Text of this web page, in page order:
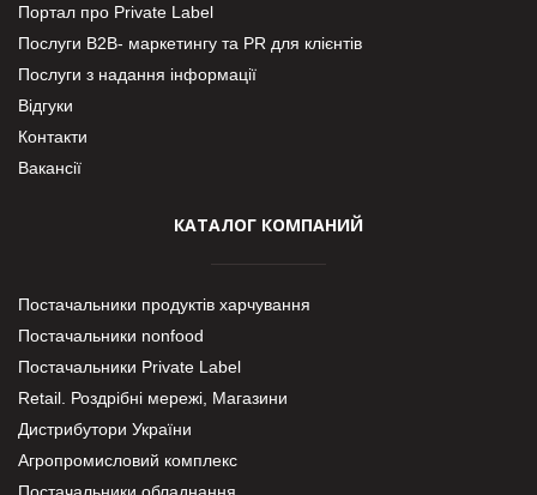
Портал про Private Label
Послуги В2В- маркетингу та PR для клієнтів
Послуги з надання інформації
Відгуки
Контакти
Вакансії
КАТАЛОГ КОМПАНИЙ
Постачальники продуктів харчування
Постачальники nonfood
Постачальники Private Label
Retail. Роздрібні мережі, Магазини
Дистрибутори України
Агропромисловий комплекс
Постачальники обладнання